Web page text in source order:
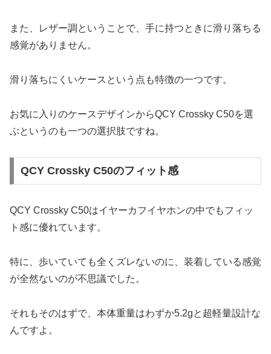
また、レザー調ということで、手に持つときに滑り落ちる
感覚がありません。
滑り落ちにくいケースという点も特徴の一つです。
お気に入りのケースデザインからQCY Crossky C50を選
ぶというのも一つの選択肢ですね。
QCY Crossky C50のフィット感
QCY Crossky C50はイヤーカフイヤホンの中でもフィッ
ト感に優れています。
特に、歩いていても全くズレないのに、装着している感覚
が全然ないのが不思議でした。
それもそのはずで、本体重量はわずか5.2gと超軽量設計な
んですよ。